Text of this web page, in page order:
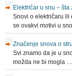
Električar u snu –
Snovi o električaru ili
se ovakvi motivi u
Značenje snova o
Svi znamo da je u
možda ne bi mogla …